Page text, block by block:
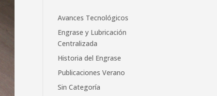
Avances Tecnológicos
Engrase y Lubricación
Centralizada
Historia del Engrase
Publicaciones Verano
Sin Categoría